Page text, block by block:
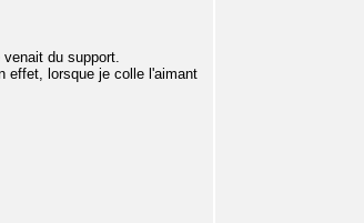
du support.
effet, lorsque je colle l'aimant